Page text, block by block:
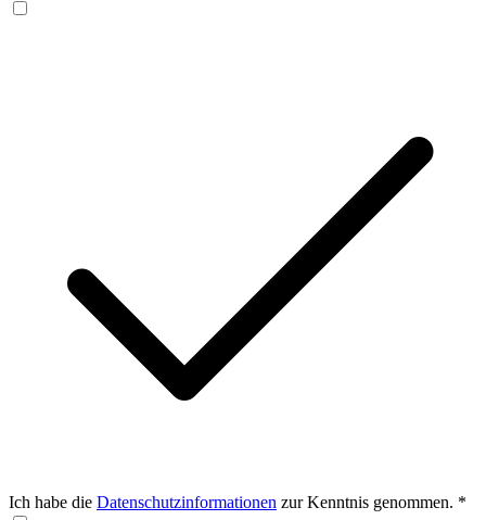
Ich habe die Datenschutzinformationen zur Kenntnis genommen. *